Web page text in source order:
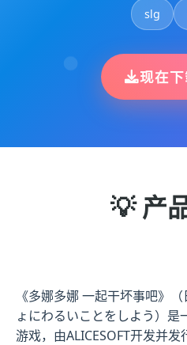
slg
现在
💡 产
《多娜多娜 一起干坏事吧》
ょにわるいことをしよう）
游戏，由ALICESOFT开发并发